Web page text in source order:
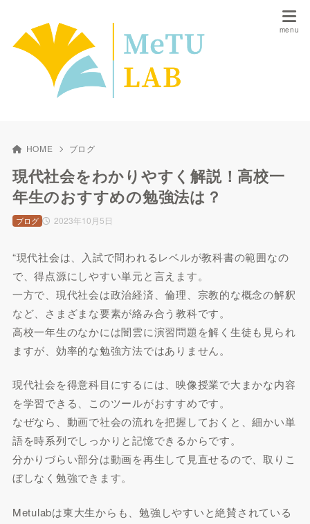
HOME ブログ
現代社会をわかりやすく解説！高校一
年生のおすすめの勉強法は？
2023年10月5日
ブログ
“現代社会は、入試で問われるレベルが教科書の範囲なの
で、得点源にしやすい単元と言えます。
一方で、現代社会は政治経済、倫理、宗教的な概念の解釈
など、さまざまな要素が絡み合う教科です。
高校一年生のなかには闇雲に演習問題を解く生徒も見られ
ますが、効率的な勉強方法ではありません。
現代社会を得意科目にするには、映像授業で大まかな内容
を学習できる、このツールがおすすめです。
なぜなら、動画で社会の流れを把握しておくと、細かい単
語を時系列でしっかりと記憶できるからです。
分かりづらい部分は動画を再生して見直せるので、取りこ
ぼしなく勉強できます。
Metulabは東大生からも、勉強しやすいと絶賛されている